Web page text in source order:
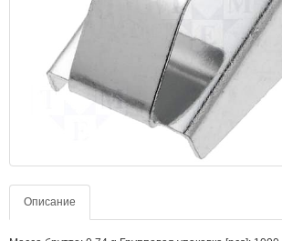
Описание